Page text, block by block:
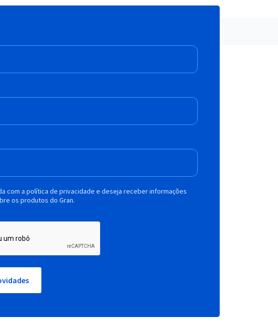
com a política de privacidade e deseja receber informações
os produtos do Gran.